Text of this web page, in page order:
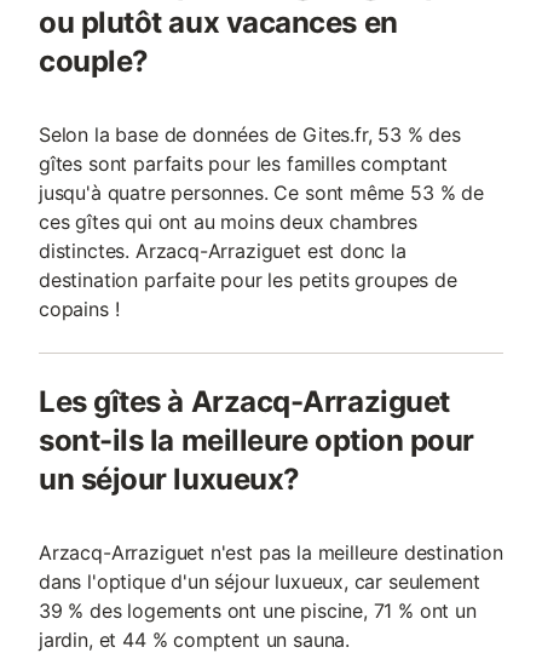
ou plutôt aux vacances en
couple?
Selon la base de données de Gites.fr, 53 % des
gîtes sont parfaits pour les familles comptant
jusqu'à quatre personnes. Ce sont même 53 % de
ces gîtes qui ont au moins deux chambres
distinctes. Arzacq-Arraziguet est donc la
destination parfaite pour les petits groupes de
copains !
Les gîtes à Arzacq-Arraziguet
sont-ils la meilleure option pour
un séjour luxueux?
Arzacq-Arraziguet n'est pas la meilleure destination
dans l'optique d'un séjour luxueux, car seulement
39 % des logements ont une piscine, 71 % ont un
jardin, et 44 % comptent un sauna.